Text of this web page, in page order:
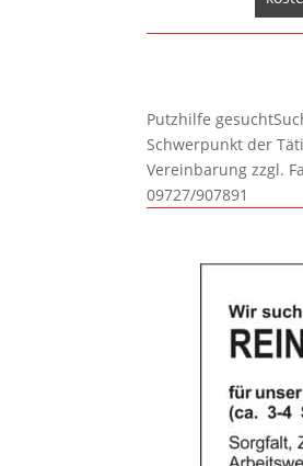
Putzhilfe
Schwerpunkt der
Vereinbarung zzgl.
09727/907891